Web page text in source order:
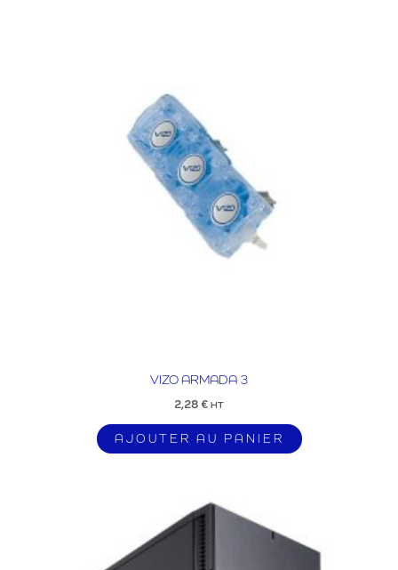
VIZO ARMADA 3
2,28 € HT
AJOUTER AU PANIER